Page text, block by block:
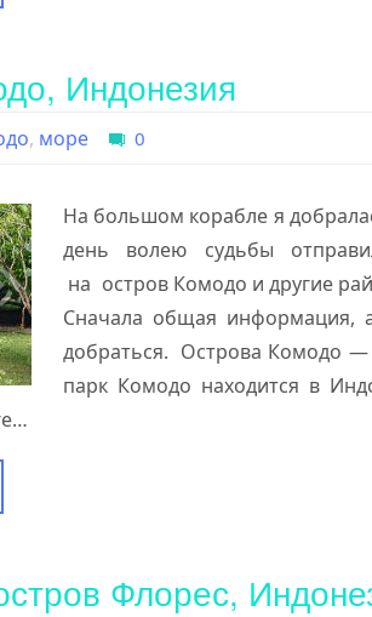
Индонезия
, море 0
На большом корабле я
день волею судьбы
на остров Комодо и другие
Сначала общая информация,
добраться. Острова Комодо
парк Комодо находится в
Флорес,